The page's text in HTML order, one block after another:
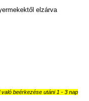
elzárva
beérkezése utáni 1 - 3 nap